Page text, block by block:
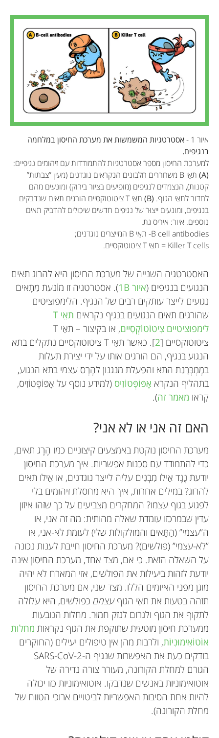
איור 1 -
אסטרטגיות המשמשות את מערכת החיסון במלחמה
בנגיפים.
למערכת החיסון מספר אסטרטגיות להתמודדות עם זיהומים נגיפיים:
(A)
תאֵי B משחררים חלבונים הנקראים נוגדנים (מעין ”צבתות”
קטנות), הנצמדים לנגיפים (מופיעים בציור בירוק) ומונעים מהם
לחדור לתאֵי הגוף. (B)
תאֵי T ציטוטוקסיים הורגים תאים שנדבקים
בנגיפים, ומונעים ייצוּר של נגיפים חדשים שיכולים להדביק תאים
נוספים. איור: איריס גת.
B cell antibodies- תאֵי B המייצרים נוגדנים;
Killer T cells = תאֵי T ציטוטוקסיים.
האסטרטגיה השנייה של מערכת החיסון היא להרוג תאים
הנגועים בנגיפים (איור 1B
). אסטרטגיה זו מוֹנעת מִתָאים
נגועים לייצר עותקים רבים של הנגיף. הלימפוציטים
שהורגים תאים הנגועים בנגיף נקראים
תאֵי T
לימפוציטיים צִיטוֹטוֹקְסִיים
, או בקיצור – תאֵי T
ציטוטוקסיים [2
]. כאשר תאֵי T ציטוטוקסיים נתקלים בתא
הנגוע בנגיף, הם הורגים אותו על ידי יצירת תעלות
במֶמְבְּרָנַת התא והפעלת מנגנון להֶרֶס עצמי בתא הנגוע,
בתהליף הנקרא אָפּוֹפְּטוֹזִיס (למידע נוסף על אָפּוֹפְּטוֹזִיס,
קִראו מאמר זה).
האם זה אני או לא אני?
מערכת החיסון נוקטת באמצעים קיצוניים כמו הֶרֶג תאים,
כדי להתמודד עם סכנות אפשריות. איך מערכת החיסון
יודעת נֶגֶד אֵילו מִבְנִים עליה לייצר נוגדנים, או אֵילו תאים
להרוג? במילים אחרות, איך היא מחסלת זיהומים בלי
לפגוע בגוף עצמו? המחקרים מצביעים על כך שזהו איזון
עדין שבמרכזו עומדת שאלה מהותית: מה זה אני, או
ה”עצמי” (הַתָּאים והמולקולות שלי) לעומת לא-אני, או
”לא-עצמי” (פולשים)? מערכת החיסון חייבת לענות נכונה
על השאלה הזאת. כי אם, מצד אחד, מערכת החיסון אינה
יודעת לזהות ביעילות את הפולשים, אזי המארח לא יהיה
מוגן מפני האיומים הללו. מצד שני, אם מערכת החיסון
תזהה בטעות את תאֵי הגוףעצמםכפולשים, היא עלולה
לתקוף את הגוף ולגרום לנזק חמוּר. מחלות הנובעות
ממערכת חיסון מוטעית שתוקפת את הגוף נקראות מחלות
אוֹטוֹאִימוּנִיוֹת, ולרבות מהן אין טיפולים יעילים (החוקרים
בודקים כעת את האפשרות שנגיף ה-SARS-CoV-2
הגורם למחלת הקורונה, מעורר צורה נדירה של
אוטואימוניות באנשים שנדבקו. אוטואימוניות כזו יכולה
להיות אחת הסיבות האפשריות לביטויים ארוכי הטווח של
מחלת הקורונה).